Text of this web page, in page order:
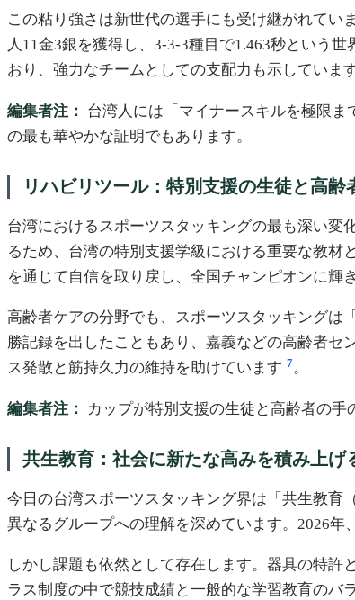
この粘り強さは新世代の選手にも受け継がれてい
人11金3銀を獲得し、3-3-3種目で1.463秒という世
おり、強力なチームとしての支配力も示していま
編集者注： 台湾人には「マイナースキルを極限
の最も華やかな証明でもあります。
リハビリツール：特別支援の生徒と高齢
台湾におけるスポーツスタッキングの最も深い変
るため、台湾の特別支援学級における重要な教
を通じて自信を取り戻し、全国チャンピオンに輝
高齢者ケアの分野でも、スポーツスタッキングは
勝記録を出したこともあり、嘉義などの高齢者セ
ス発散と筋持久力の維持を助けています 7。
編集者注： カップが特別支援の生徒と高齢者の
共生教育：社会に新たな高みを積み上げ
今日の台湾スポーツスタッキング界は「共生教育
異なるグループへの理解を深めています。2026
しかし課題も依然として存在します。器具の特許
ラス制度の中で競技成績と一般的な学習教育のバ